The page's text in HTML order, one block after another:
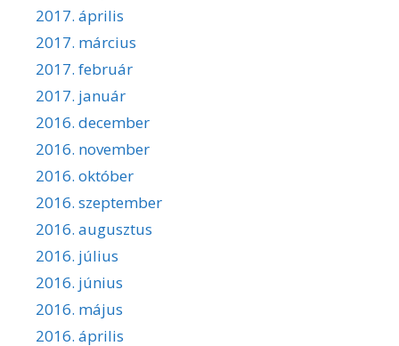
2017. április
2017. március
2017. február
2017. január
2016. december
2016. november
2016. október
2016. szeptember
2016. augusztus
2016. július
2016. június
2016. május
2016. április